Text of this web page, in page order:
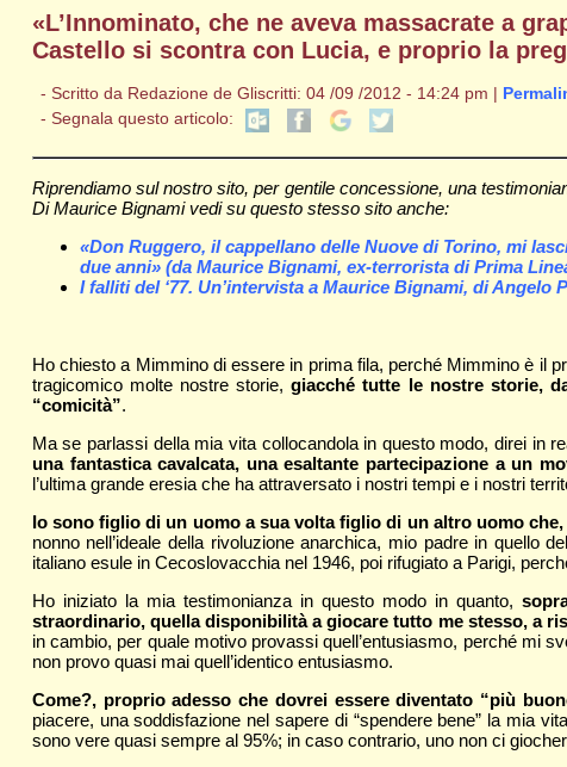
«L’Innominato, che ne aveva massacrate a
Castello si scontra con Lucia, e proprio la
- Scritto da Redazione de Gliscritti: 04 /09 /2012 - 14:24 pm |
- Segnala questo articolo:
Riprendiamo sul nostro sito, per gentile concessione, una
Di Maurice Bignami vedi su questo stesso sito anche:
«Don Ruggero, il cappellano delle Nuove di Torino, mi
due anni» (da Maurice Bignami, ex-terrorista di Prima
I falliti del ‘77. Un’intervista a Maurice Bignami, di Angelo
Ho chiesto a Mimmino di essere in prima fila, perché Mimmino è il
tragicomico molte nostre storie,giacché tutte le nostre storie,
“comicità”.
Ma se parlassi della mia vita collocandola in questo modo, direi in
una fantastica cavalcata, una esaltante partecipazione a un
l’ultima grande eresia che ha attraversato i nostri tempi e i nostri
Io sono figlio di un uomo a sua volta figlio di un altro uomo
nonno nell’ideale della rivoluzione anarchica, mio padre in
italiano esule in Cecoslovacchia nel 1946, poi rifugiato a Parigi,
Ho iniziato la mia testimonianza in questo modo in quanto,
straordinario, quella disponibilità a giocare tutto me stesso, a
in cambio, per quale motivo provassi quell’entusiasmo, perché mi
non provo quasi mai quell’identico entusiasmo.
Come?, proprio adesso che dovrei essere diventato “più
piacere, una soddisfazione nel sapere di “spendere bene” la mia
sono vere quasi sempre al 95%; in caso contrario, uno non ci